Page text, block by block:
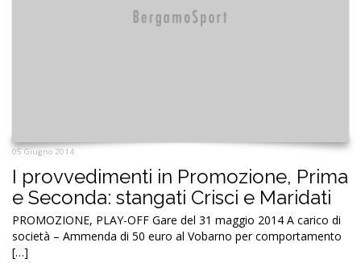
05 Giugno 2014
I provvedimenti in Promozione, Prima
e Seconda: stangati Crisci e Maridati
PROMOZIONE, PLAY-OFF Gare del 31 maggio 2014 A carico di
società – Ammenda di 50 euro al Vobarno per comportamento
[…]